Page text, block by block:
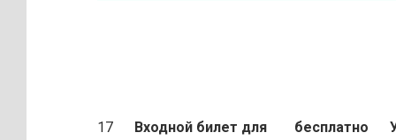
17
Входной билет для
бесплатно